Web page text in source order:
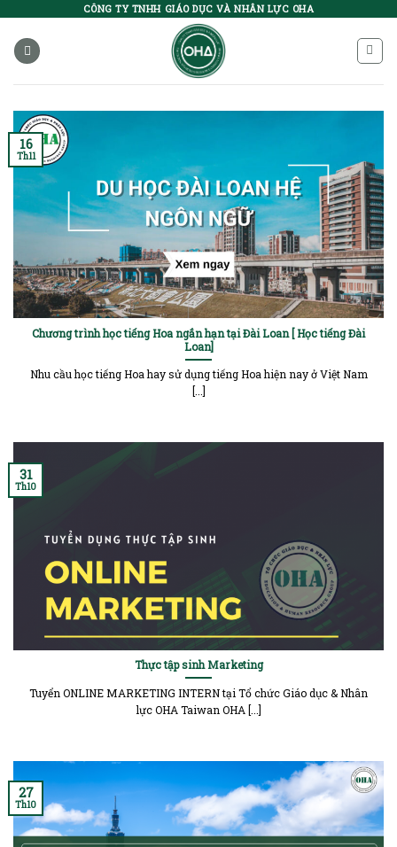
content
CÔNG TY TNHH GIÁO DỤC VÀ NHÂN LỰC OHA
Chương trình học tiếng Hoa ngắn hạn tại Đài Loan [ Học tiếng Đài
Loan]
Nhu cầu học tiếng Hoa hay sử dụng tiếng Hoa hiện nay ở Việt Nam
[...]
16
Th11
Thực tập sinh Marketing
Tuyển ONLINE MARKETING INTERN tại Tổ chức Giáo dục & Nhân
lực OHA Taiwan OHA [...]
31
Th10
27
Th10